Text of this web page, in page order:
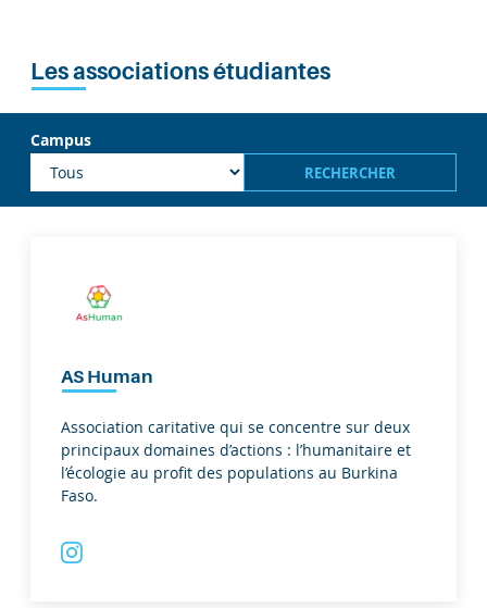
Les associations étudiantes
Campus
RECHERCHER
AS Human
Association caritative qui se concentre sur deux
principaux domaines d’actions : l’humanitaire et
l’écologie au profit des populations au Burkina
Faso.